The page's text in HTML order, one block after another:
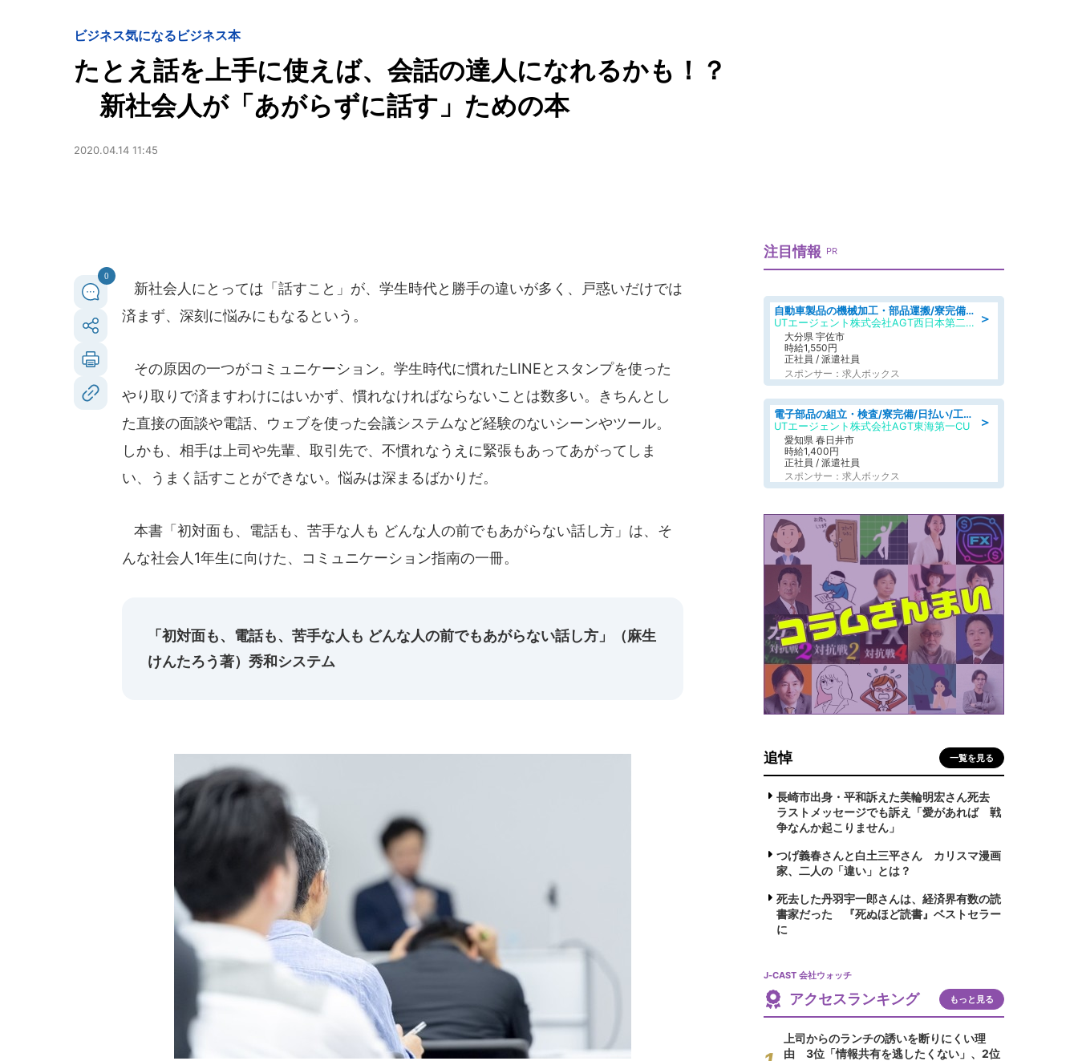
ビジネス気になるビジネス本
たとえ話を上手に使えば、会話の達人になれるかも！？
新社会人が「あがらずに話す」ための本
2020.04.14 11:45
0
新社会人にとっては「話すこと」が、学生時代と勝手の違いが多く、戸惑いだけでは
済まず、深刻に悩みにもなるという。
その原因の一つがコミュニケーション。学生時代に慣れたLINEとスタンプを使った
やり取りで済ますわけにはいかず、慣れなければならないことは数多い。きちんとし
た直接の面談や電話、ウェブを使った会議システムなど経験のないシーンやツール。
しかも、相手は上司や先輩、取引先で、不慣れなうえに緊張もあってあがってしま
い、うまく話すことができない。悩みは深まるばかりだ。
本書「初対面も、電話も、苦手な人も どんな人の前でもあがらない話し方」は、そ
んな社会人1年生に向けた、コミュニケーション指南の一冊。
「初対面も、電話も、苦手な人も どんな人の前でもあがらない話し方」（麻生
けんたろう著）秀和システム
注目情報 PR
＞
自動車製品の機械加工・部品運搬/寮完備/日払い/工場・製造
UTエージェント株式会社AGT西日本第二CU
大分県 宇佐市
時給1,550円
正社員 / 派遣社員
スポンサー：求人ボックス
＞
電子部品の組立・検査/寮完備/日払い/工場・製造
UTエージェント株式会社AGT東海第一CU
愛知県 春日井市
時給1,400円
正社員 / 派遣社員
スポンサー：求人ボックス
追悼 一覧を見る
長崎市出身・平和訴えた美輪明宏さん死去
ラストメッセージでも訴え「愛があれば 戦
争なんか起こりません」
つげ義春さんと白土三平さん カリスマ漫画
家、二人の「違い」とは？
死去した丹羽宇一郎さんは、経済界有数の読
書家だった 『死ぬほど読書』ベストセラー
に
J-CAST 会社ウォッチ
アクセスランキング もっと見る
上司からのランチの誘いを断りにくい理
由 3位「情報共有を逃したくない」、2位